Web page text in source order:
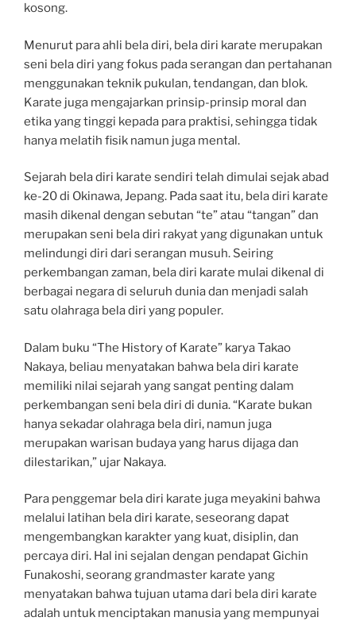
kosong.
Menurut para ahli bela diri, bela diri karate merupakan
seni bela diri yang fokus pada serangan dan pertahanan
menggunakan teknik pukulan, tendangan, dan blok.
Karate juga mengajarkan prinsip-prinsip moral dan
etika yang tinggi kepada para praktisi, sehingga tidak
hanya melatih fisik namun juga mental.
Sejarah bela diri karate sendiri telah dimulai sejak abad
ke-20 di Okinawa, Jepang. Pada saat itu, bela diri karate
masih dikenal dengan sebutan “te” atau “tangan” dan
merupakan seni bela diri rakyat yang digunakan untuk
melindungi diri dari serangan musuh. Seiring
perkembangan zaman, bela diri karate mulai dikenal di
berbagai negara di seluruh dunia dan menjadi salah
satu olahraga bela diri yang populer.
Dalam buku “The History of Karate” karya Takao
Nakaya, beliau menyatakan bahwa bela diri karate
memiliki nilai sejarah yang sangat penting dalam
perkembangan seni bela diri di dunia. “Karate bukan
hanya sekadar olahraga bela diri, namun juga
merupakan warisan budaya yang harus dijaga dan
dilestarikan,” ujar Nakaya.
Para penggemar bela diri karate juga meyakini bahwa
melalui latihan bela diri karate, seseorang dapat
mengembangkan karakter yang kuat, disiplin, dan
percaya diri. Hal ini sejalan dengan pendapat Gichin
Funakoshi, seorang grandmaster karate yang
menyatakan bahwa tujuan utama dari bela diri karate
adalah untuk menciptakan manusia yang mempunyai